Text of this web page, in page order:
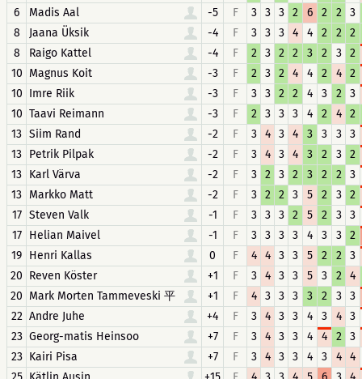
6
Madis Aal -5 F 3 3 3 2 6 2 2
3
8
Jaana Üksik -4 F 3 3 3 4 4 2 2
2
8
Raigo Kattel -4 F 2 3 2 2 3 2 3
2
10 Magnus Koit -3 F 2 3 2 4 4 2 4
2
10 Imre Riik -3 F 3 3 2 2 4 3 2
3
10 Taavi Reimann -3 F 2 3 3 3 4 2 4
2
13 Siim Rand -2 F 3 4 3 4 3 3 3
3
13 Petrik Pilpak -2 F 3 4 3 4 3 2 3
2
13 Karl Värva -2 F 3 2 3 2 3 2 2
3
13 Markko Matt -2 F 3 2 2 3 5 2 3
2
17 Steven Valk -1 F 3 3 3 2 5 2 3
3
17
Helian Maivel -1 F 3 3 3 3 4 3 3
2
19 Henri Kallas 0 F 4 4 3 3 5 2 2
3
20 Reven Köster +1 F 3 4 3 3 5 3 2
4
20 Mark Morten Tammeveski 平 +1 F 4 3 3 3 3 2 3
3
22 Andre Juhe +4 F 3 4 3 3 4 3 4
3
23 Georg-matis Heinsoo +7 F 3 4 3 3 4 4 2
3
23 Kairi Pisa +7 F 3 4 3 3 4 3 4
4